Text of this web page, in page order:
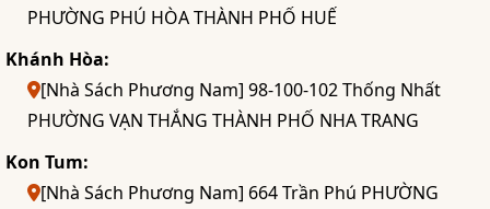
PHƯỜNG PHÚ HÒA THÀNH PHỐ HUẾ
Khánh Hòa:
[Nhà Sách Phương Nam] 98-100-102 Thống Nhất
PHƯỜNG VẠN THẮNG THÀNH PHỐ NHA TRANG
Kon Tum:
[Nhà Sách Phương Nam] 664 Trần Phú PHƯỜNG